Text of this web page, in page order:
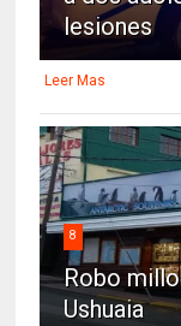
lesiones
Leer Mas
8
Robo
Ushuaia